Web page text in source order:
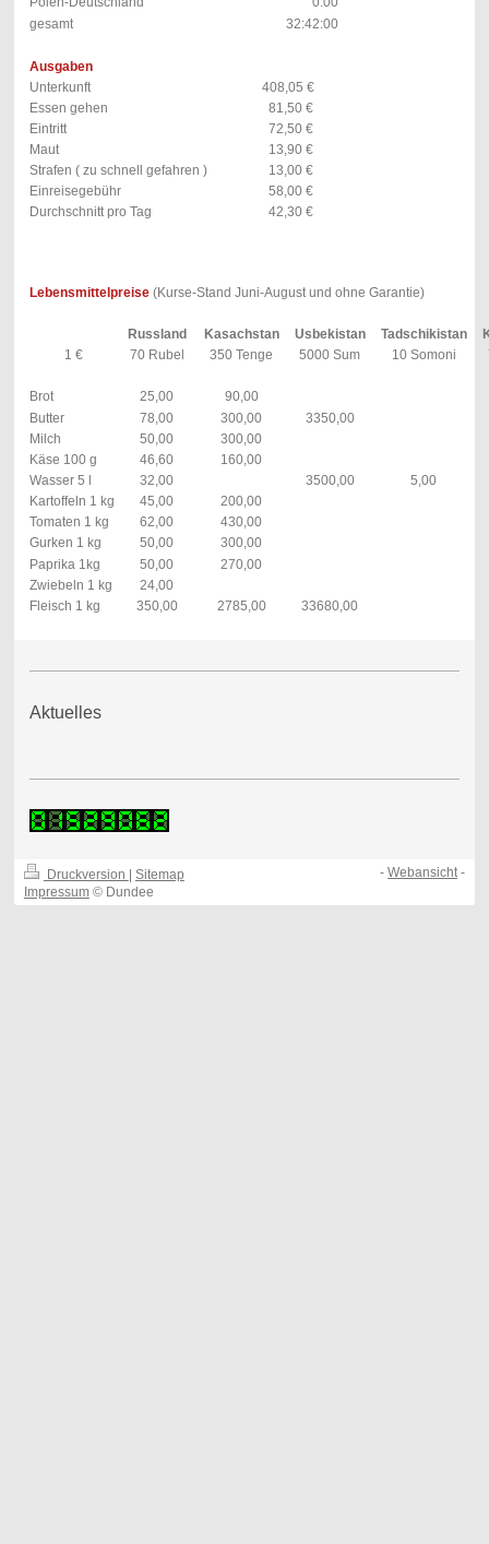
gesamt
32:42:00
Ausgaben
Unterkunft
408,05 €
Essen gehen
81,50 €
Eintritt
72,50 €
Maut
13,90 €
Strafen ( zu schnell gefahren )
13,00 €
Einreisegebühr
58,00 €
Durchschnitt pro Tag
42,30 €
Lebensmittelpreise(Kurse-Stand Juni-August und ohne Garantie)
Russland Kasachstan Usbekistan Tadschikistan
1 €
70 Rubel 350 Tenge 5000 Sum 10 Somoni
Brot 25,00
90,00
Butter
78,00 300,00
3350,00
Milch
50,00
300,00
Käse 100 g
46,60
160,00
Wasser 5 l
32,00 3500,00
5,00
Kartoffeln 1 kg
45,00
200,00
Tomaten 1 kg
62,00
430,00
Gurken 1 kg
50,00
300,00
Paprika 1kg
50,00
270,00
Zwiebeln 1 kg
24,00
Fleisch 1 kg
350,00 2785,00 33680,00
Aktuelles
Druckversion
Sitemap
Impressum© Dundee
-Webansicht-